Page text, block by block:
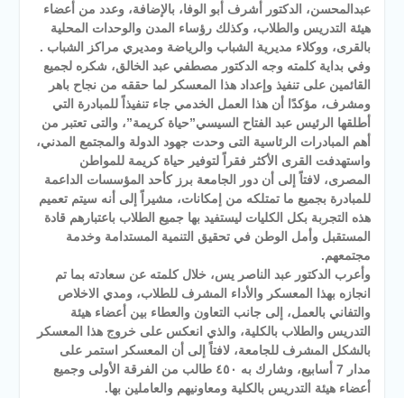
عبدالمحسن، الدكتور أشرف أبو الوفا، بالإضافة، وعدد من أعضاء
هيئة التدريس والطلاب، وكذلك رؤساء المدن والوحدات المحلية
بالقرى، ووكلاء مديرية الشباب والرياضة ومديري مراكز الشباب .
وفي بداية كلمته وجه الدكتور مصطفي عبد الخالق، شكره لجميع
القائمين على تنفيذ وإعداد هذا المعسكر لما حققه من نجاح باهر
ومشرف، مؤكدًا أن هذا العمل الخدمي جاء تنفيذاً للمبادرة التي
أطلقها الرئيس عبد الفتاح السيسي”حياة كريمة”، والتى تعتبر من
أهم المبادرات الرئاسية التى وحدت جهود الدولة والمجتمع المدني،
واستهدفت القرى الأكثر فقراً لتوفير حياة كريمة للمواطن
المصرى، لافتاً إلى أن دور الجامعة برز كأحد المؤسسات الداعمة
للمبادرة بجميع ما تمتلكه من إمكانات، مشيراً إلى أنه سيتم تعميم
هذه التجربة بكل الكليات ليستفيد بها جميع الطلاب باعتبارهم قادة
المستقبل وأمل الوطن في تحقيق التنمية المستدامة وخدمة
مجتمعهم.
وأعرب الدكتور عبد الناصر يس، خلال كلمته عن سعادته بما تم
انجازه بهذا المعسكر والأداء المشرف للطلاب، ومدي الاخلاص
والتفاني بالعمل، إلى جانب التعاون والعطاء بين أعضاء هيئة
التدريس والطلاب بالكلية، والذي انعكس على خروج هذا المعسكر
بالشكل المشرف للجامعة، لافتاً إلى أن المعسكر استمر على
مدار 7 أسابيع، وشارك به ٤٥٠ طالب من الفرقة الأولى وجميع
أعضاء هيئة التدريس بالكلية ومعاونيهم والعاملين بها.